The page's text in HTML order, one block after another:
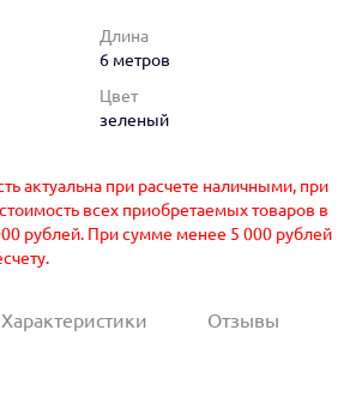
Длина
6 метров
Цвет
зеленый
актуальна при расчете наличными, при
всех приобретаемых товаров в
рублей. При сумме менее 5 000 рублей
Характеристики Отзывы